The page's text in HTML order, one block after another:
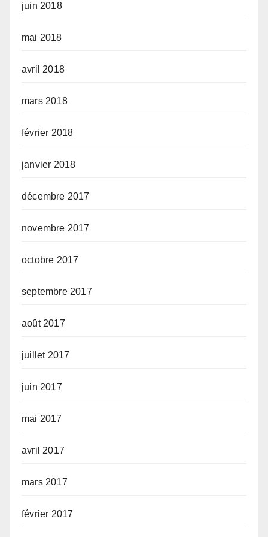
juin 2018
mai 2018
avril 2018
mars 2018
février 2018
janvier 2018
décembre 2017
novembre 2017
octobre 2017
septembre 2017
août 2017
juillet 2017
juin 2017
mai 2017
avril 2017
mars 2017
février 2017